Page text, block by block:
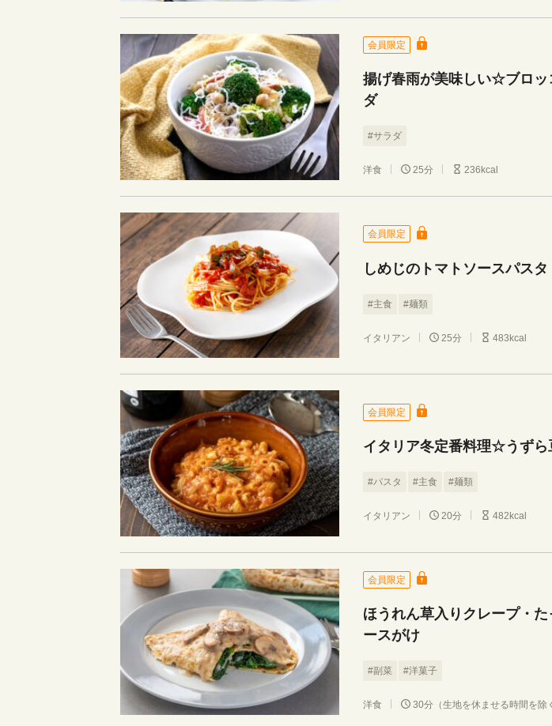
会員限定
揚げ春雨が美味しい☆ブロッ
ダ
#サラダ
洋食 25分 236kcal
会員限定
しめじのトマトソースパスタ
#主食 #麺類
イタリアン 25分 483kcal
会員限定
イタリア冬定番料理☆うずら
#パスタ #主食 #麺類
イタリアン 20分 482kcal
会員限定
ほうれん草入りクレープ・
ースがけ
#副菜 #洋菓子
洋食 30分（生地を休ませる時間を除